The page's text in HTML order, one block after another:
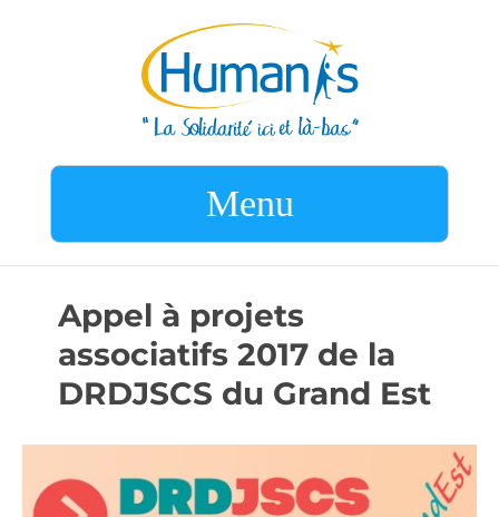
Menu
Appel à projets
associatifs 2017 de la
DRDJSCS du Grand Est